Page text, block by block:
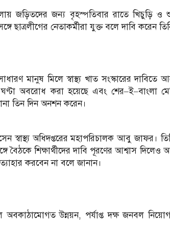
জড়িতদের জন্য বৃহস্পতিবার রাতে খিচুড়ি ও
নেতাকর্মীরা যুক্ত বলে দাবি করেন
মানুষ মিলে স্বাস্থ্য খাত সংস্কারের
অবরোধ করা হয়েছে এবং শের–ই–বাংলা
তিন দিন অনশন করেন।
স্বাস্থ্য অধিদপ্তরের মহাপরিচালক আবু জাফর।
বৈঠকে শিক্ষার্থীদের দাবি পূরণের আশ্বাস দিলেও
করবেন না বলে জানান।
অবকাঠামোগত উন্নয়ন, পর্যাপ্ত দক্ষ জনবল